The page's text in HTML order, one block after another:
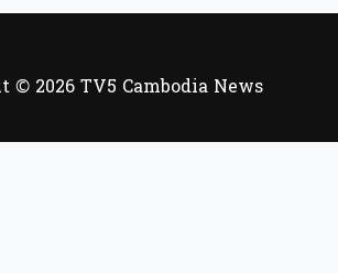
© 2026 TV5 Cambodia News